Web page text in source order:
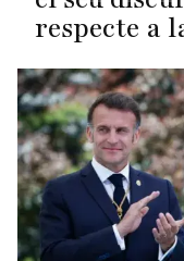
respecte a